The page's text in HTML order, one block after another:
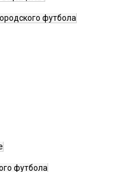
футбола
футбола